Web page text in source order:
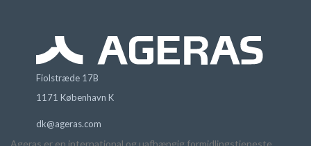
Fiolstræde 17B
1171 København K
dk@ageras.com